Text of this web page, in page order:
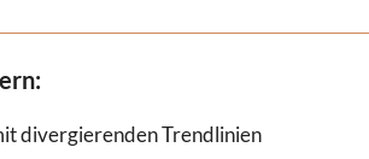
divergierenden Trendlinien